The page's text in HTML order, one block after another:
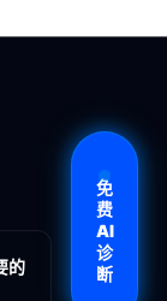
的
免
费
AI
诊
断